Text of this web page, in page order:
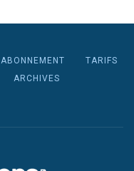
ABONNEMENT
TARIFS
ARCHIVES